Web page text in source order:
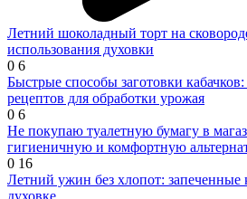
Летний шоколадный торт на
использования духовки
0 6
Быстрые способы заготовки
рецептов для обработки урожая
0 6
Не покупаю туалетную бумагу в
гигиеничную и комфортную
0 16
Летний ужин без хлопот: запеченные
духовке